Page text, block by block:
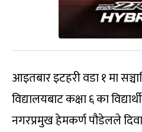
आइतबार इटहरी वडा १ मा
विद्यालयबाट कक्षा ६ का
नगरप्रमुख हेमकर्ण पौडेलले